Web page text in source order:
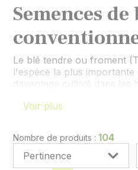
Semences
Le blé tendre ou froment
l'espèce la plus
davantage cultivé dans les
employé pour produire la
animale. Il sert aussi à la
blanches.
Voir plus
Nombre de produits : 104